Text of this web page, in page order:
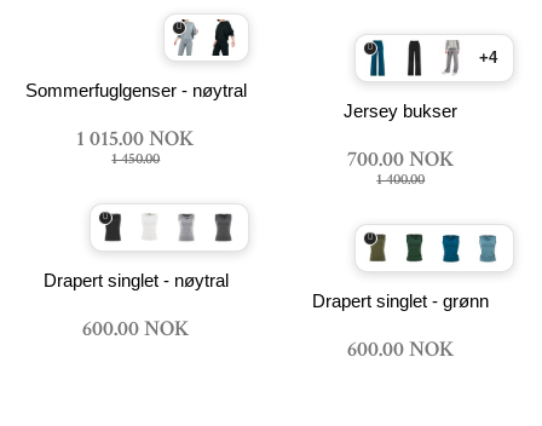
Sommerfuglgenser - nøytral
1 015.00 NOK
1 450.00
+4
Jersey bukser
700.00 NOK
1 400.00
Drapert singlet - nøytral
600.00 NOK
Drapert singlet - grønn
600.00 NOK